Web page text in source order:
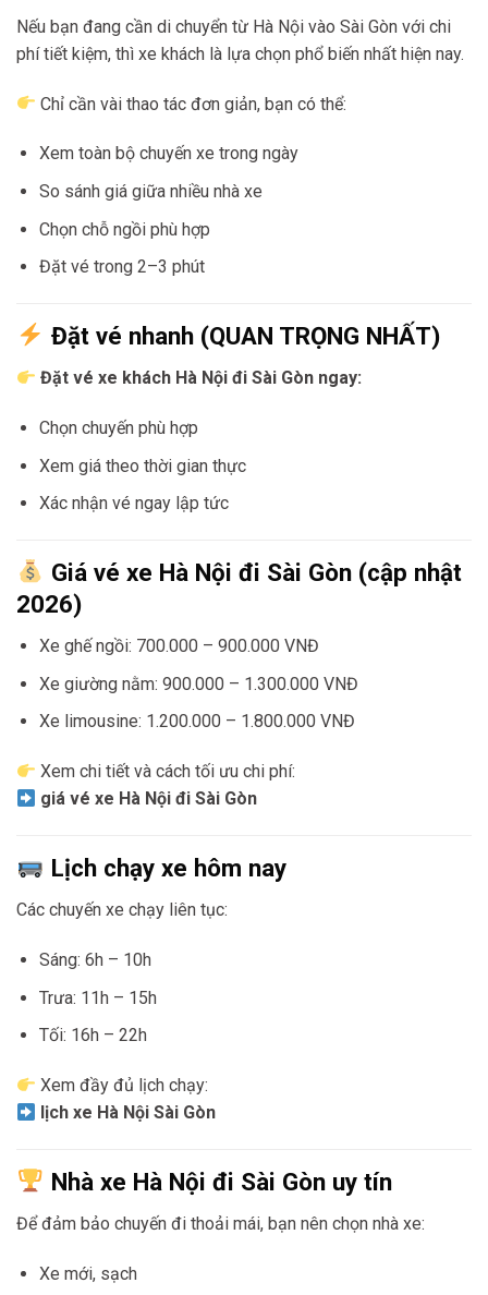
Nếu bạn đang cần di chuyển từ Hà Nội vào Sài Gòn với chi
phí tiết kiệm, thì xe khách là lựa chọn phổ biến nhất hiện nay.
Chỉ cần vài thao tác đơn giản, bạn có thể:
Xem toàn bộ chuyến xe trong ngày
So sánh giá giữa nhiều nhà xe
Chọn chỗ ngồi phù hợp
Đặt vé trong 2–3 phút
Đặt vé nhanh (QUAN TRỌNG NHẤT)
Đặt vé xe khách Hà Nội đi Sài Gòn ngay:
Chọn chuyến phù hợp
Xem giá theo thời gian thực
Xác nhận vé ngay lập tức
Giá vé xe Hà Nội đi Sài Gòn (cập nhật
2026)
Xe ghế ngồi: 700.000 – 900.000 VNĐ
Xe giường nằm: 900.000 – 1.300.000 VNĐ
Xe limousine: 1.200.000 – 1.800.000 VNĐ
Xem chi tiết và cách tối ưu chi phí:
giá vé xe Hà Nội đi Sài Gòn
Lịch chạy xe hôm nay
Các chuyến xe chạy liên tục:
Sáng: 6h – 10h
Trưa: 11h – 15h
Tối: 16h – 22h
Xem đầy đủ lịch chạy:
lịch xe Hà Nội Sài Gòn
Nhà xe Hà Nội đi Sài Gòn uy tín
Để đảm bảo chuyến đi thoải mái, bạn nên chọn nhà xe:
Xe mới, sạch